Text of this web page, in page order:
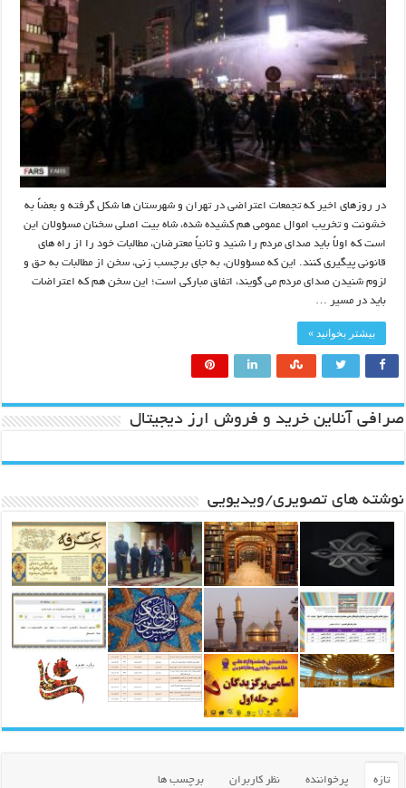
در روزهای اخیر که تجمعات اعتراضی در تهران و شهرستان ها شکل گرفته و بعضاً به
خشونت و تخریب اموال عمومی هم کشیده شده، شاه بیت اصلی سخنان مسؤولان این
است که اولاً باید صدای مردم را شنید و ثانیاً معترضان، مطالبات خود را از راه های
قانونی پیگیری کنند. این که مسؤولان، به جای برچسب زنی، سخن از مطالبات به حق و
لزوم شنیدن صدای مردم می گویند، اتفاق مبارکی است؛ این سخن هم که اعتراضات
باید در مسیر …
بیشتر بخوانید »
صرافی آنلاین خرید و فروش ارز دیجیتال
نوشته های تصویری/ویدیویی
تازه پرخواننده نظر کاربران برچسب ها